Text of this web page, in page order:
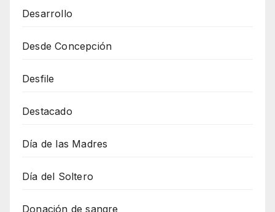
Desarrollo
Desde Concepción
Desfile
Destacado
Día de las Madres
Día del Soltero
Donación de sangre